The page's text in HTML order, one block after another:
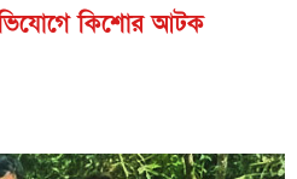
কিশোর আটক